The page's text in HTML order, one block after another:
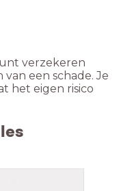
verzekeren
een schade. Je
het eigen risico